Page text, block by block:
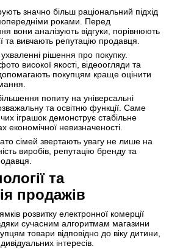
значно більш раціональний підхід
роками. Перед
вони аналізують відгуки, порівнюють
та вивчають репутацію продавця.
рішення про покупку.
високої якості, відеоогляди та
покупцям краще оцінити
попиту на універсальні
та освітню функції. Саме
іграшок демонструє стабільне
економічної невизначеності.
сімей звертають увагу не лише на
виробів, репутацію бренду та
та
продажів
розвитку електронної комерції
сучасним алгоритмам магазини
товари відповідно до віку дитини,
інтересів.